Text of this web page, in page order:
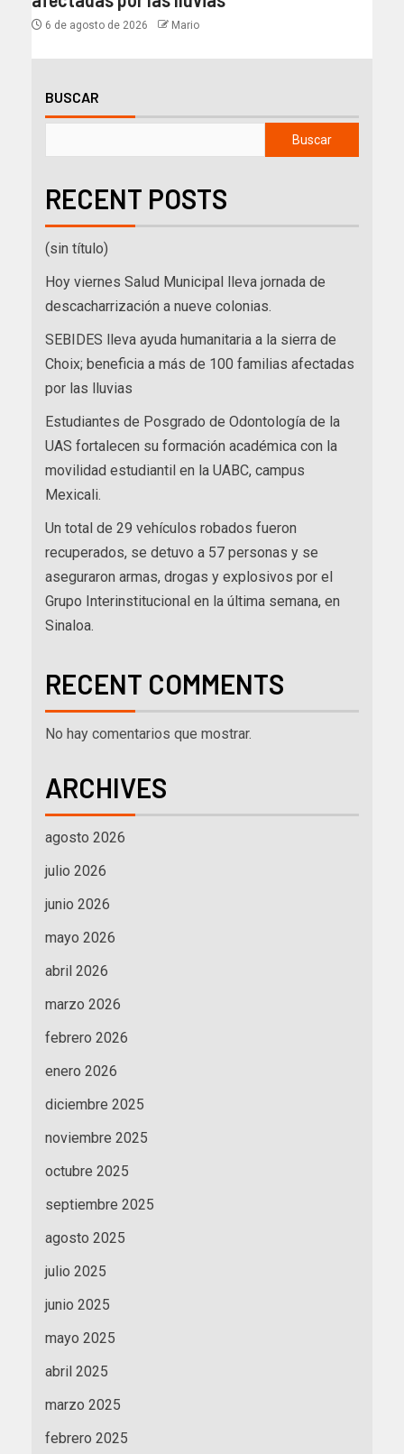
6 de agosto de 2026 Mario
BUSCAR
Buscar
RECENT POSTS
(sin título)
Hoy viernes Salud Municipal lleva jornada de
descacharrización a nueve colonias.
SEBIDES lleva ayuda humanitaria a la sierra de
Choix; beneficia a más de 100 familias afectadas
por las lluvias
Estudiantes de Posgrado de Odontología de la
UAS fortalecen su formación académica con la
movilidad estudiantil en la UABC, campus
Mexicali.
Un total de 29 vehículos robados fueron
recuperados, se detuvo a 57 personas y se
aseguraron armas, drogas y explosivos por el
Grupo Interinstitucional en la última semana, en
Sinaloa.
RECENT COMMENTS
No hay comentarios que mostrar.
ARCHIVES
agosto 2026
julio 2026
junio 2026
mayo 2026
abril 2026
marzo 2026
febrero 2026
enero 2026
diciembre 2025
noviembre 2025
octubre 2025
septiembre 2025
agosto 2025
julio 2025
junio 2025
mayo 2025
abril 2025
marzo 2025
febrero 2025